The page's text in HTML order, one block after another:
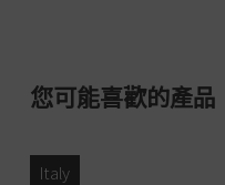
您可能喜歡的產品
Italy